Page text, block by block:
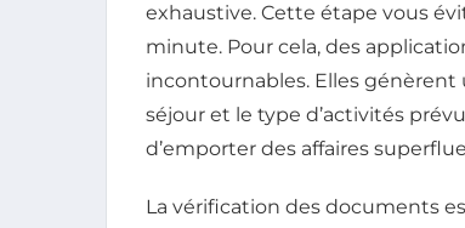
exhaustive. Cette étape vous
minute. Pour cela, des
incontournables. Elles génèrent
séjour et le type d’activités
d’emporter des affaires
La vérification des documents